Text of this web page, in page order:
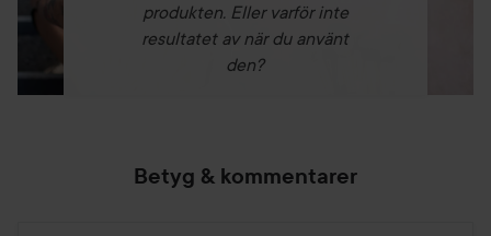
produkten. Eller varför inte
resultatet av när du använt
den?
Betyg & kommentarer